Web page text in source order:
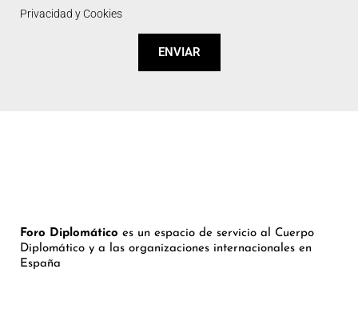
Privacidad y Cookies
ENVIAR
Foro Diplomático es un espacio de servicio al Cuerpo
Diplomático y a las organizaciones internacionales en
España